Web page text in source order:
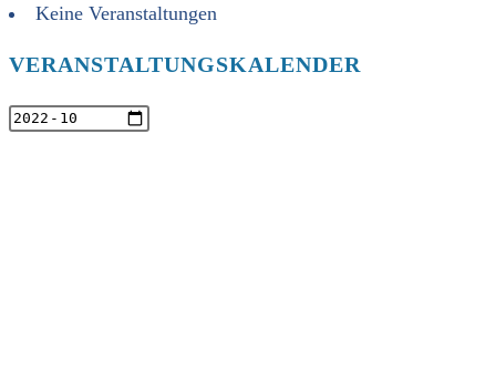
Keine Veranstaltungen
VERANSTALTUNGSKALENDER